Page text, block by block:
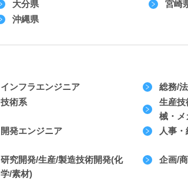
大分県
宮崎
沖縄県
インフラエンジニア
総務/
技術系
生産技
械・メ
開発エンジニア 人事
研究開発/生産/製造技術開発(化
学/素材)
企画/